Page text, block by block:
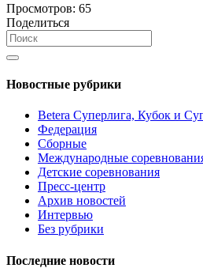
Просмотров: 65
Поделиться
Новостные рубрики
Betera Суперлига, Кубок и
Федерация
Сборные
Международные
Детские соревнования
Пресс-центр
Архив новостей
Интервью
Без рубрики
Последние новости